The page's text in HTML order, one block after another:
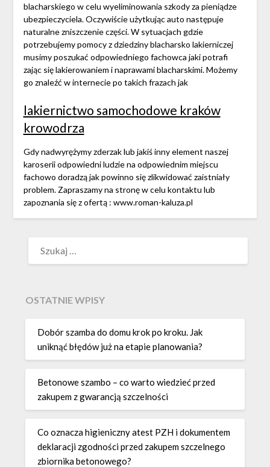
blacharskiego w celu wyeliminowania szkody za pieniądze
ubezpieczyciela. Oczywiście użytkując auto następuje
naturalne zniszczenie części. W sytuacjach gdzie
potrzebujemy pomocy z dziedziny blacharsko lakierniczej
musimy poszukać odpowiedniego fachowca jaki potrafi
zając się lakierowaniem i naprawami blacharskimi. Możemy
go znaleźć w internecie po takich frazach jak
lakiernictwo samochodowe kraków
krowodrza
Gdy nadwyrężymy zderzak lub jakiś inny element naszej
karoserii odpowiedni ludzie na odpowiednim miejscu
fachowo doradzą jak powinno się zlikwidować zaistniały
problem. Zapraszamy na stronę w celu kontaktu lub
zapoznania się z ofertą : www.roman-kaluza.pl
OSTATNIE WPISY
Dobór szamba do domu krok po kroku. Jak
uniknąć błędów już na etapie planowania?
Betonowe szambo – co warto wiedzieć przed
zakupem z gwarancją szczelności
Co oznacza higieniczny atest PZH i dokumentem
deklaracji zgodności przed zakupem szczelnego
zbiornika betonowego?